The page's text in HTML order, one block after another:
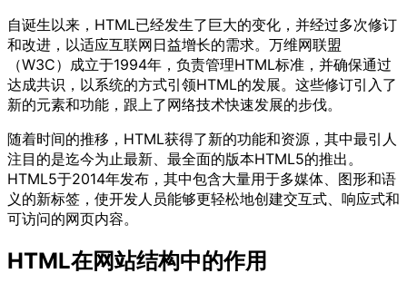
自诞生以来，HTML已经发生了巨大的变化，并经过多次修订
和改进，以适应互联网日益增长的需求。万维网联盟
（W3C）成立于1994年，负责管理HTML标准，并确保通过
达成共识，以系统的方式引领HTML的发展。这些修订引入了
新的元素和功能，跟上了网络技术快速发展的步伐。
随着时间的推移，HTML获得了新的功能和资源，其中最引人
注目的是迄今为止最新、最全面的版本HTML5的推出。
HTML5于2014年发布，其中包含大量用于多媒体、图形和语
义的新标签，使开发人员能够更轻松地创建交互式、响应式和
可访问的网页内容。
HTML在网站结构中的作用